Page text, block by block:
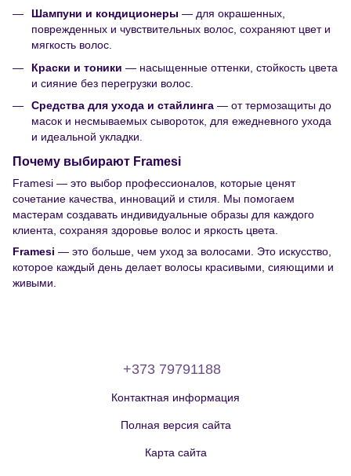
Шампуни и кондиционеры — для окрашенных,
поврежденных и чувствительных волос, сохраняют цвет и
мягкость волос.
Краски и тоники — насыщенные оттенки, стойкость цвета
и сияние без перегрузки волос.
Средства для ухода и стайлинга — от термозащиты до
масок и несмываемых сывороток, для ежедневного ухода
и идеальной укладки.
Почему выбирают Framesi
Framesi — это выбор профессионалов, которые ценят
сочетание качества, инноваций и стиля. Мы помогаем
мастерам создавать индивидуальные образы для каждого
клиента, сохраняя здоровье волос и яркость цвета.
Framesi — это больше, чем уход за волосами. Это искусство,
которое каждый день делает волосы красивыми, сияющими и
живыми.
+373 79791188
Контактная информация
Полная версия сайта
Карта сайта